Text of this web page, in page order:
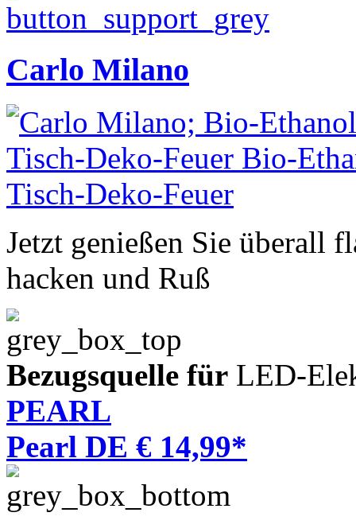
Carlo Milano
Jetzt genießen Sie überall
hacken und Ruß
Bezugsquelle für LED-
PEARL
Pearl DE € 14,99*